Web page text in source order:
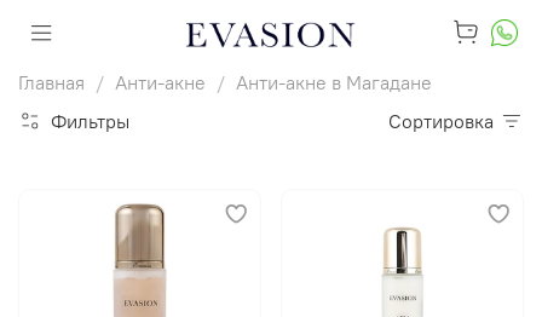
Главная Анти-акне
Анти-акне в Магадане
Фильтры
Сортировка